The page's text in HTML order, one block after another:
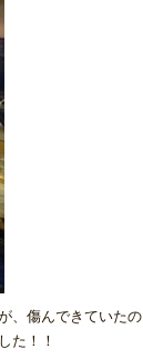
、傷んできていたの
た！！